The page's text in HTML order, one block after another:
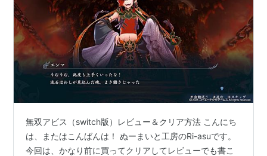
無双アビス（switch版）レビュー＆クリア方法 こんにち
は、またはこんばんは！ ぬーまいと工房のRi-asuです。
今回は、かなり前に買ってクリアしてレビューでも書こ